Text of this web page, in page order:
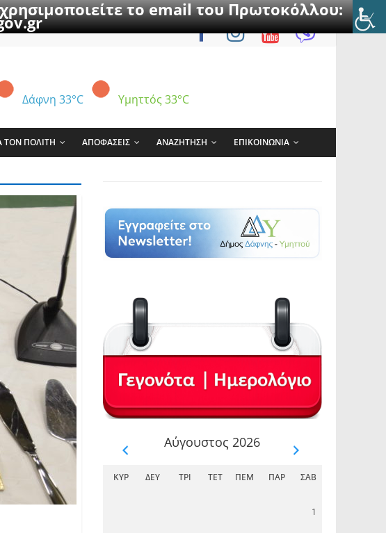
το email του Πρωτοκόλλου:
Δάφνη 33°C Υμηττός 33°C
ΤΟΝ ΠΟΛΙΤΗ ΑΠΟΦΑΣΕΙΣ ΑΝΑΖΗΤΗΣΗ ΕΠΙΚΟΙΝΩΝΙΑ
Αύγουστος 2026
ΚΥΡ ΔΕΥ ΤΡΊ ΤΕΤ ΠΈΜ ΠΑΡ ΣΆΒ
1